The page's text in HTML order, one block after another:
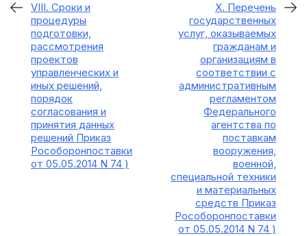
VIII. Сроки и
процедуры
подготовки,
рассмотрения
проектов
управленческих и
иных решений,
порядок
согласования и
принятия данных
решений Приказ
Рособоронпоставки
от 05.05.2014 N 74 )
X. Перечень
государственных
услуг, оказываемых
гражданам и
организациям в
соответствии с
административным
регламентом
Федерального
агентства по
поставкам
вооружения,
военной,
специальной техники
и материальных
средств Приказ
Рособоронпоставки
от 05.05.2014 N 74 )